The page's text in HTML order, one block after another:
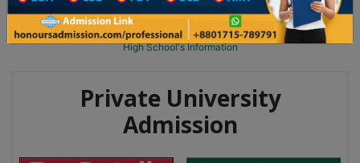
School Category
High School in Gazipur Wise
High School List
High School's Information
Private University
Admission